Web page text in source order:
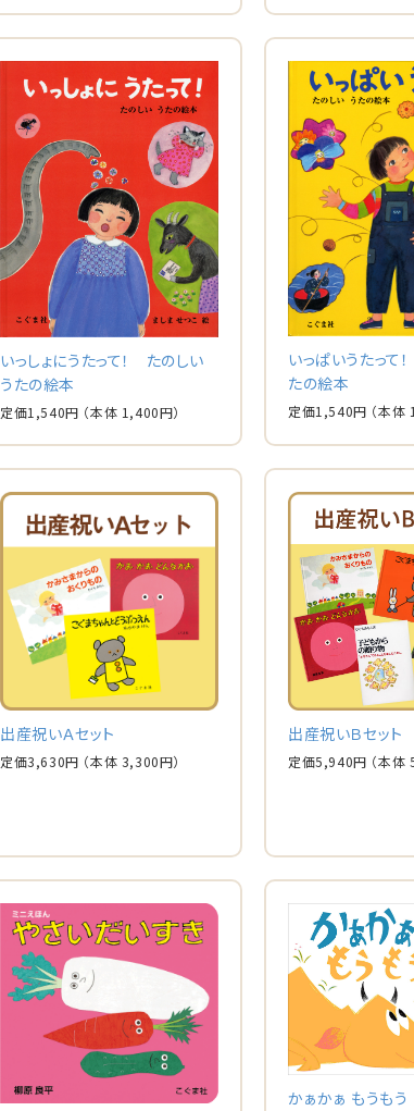
いっしょにうたって！ たのしい
うたの絵本
定価1,540円 （本体 1,400円）
いっぱいうたって
たの絵本
定価1,540円 （本体
出産祝いＡセット
定価3,630円 （本体 3,300円）
出産祝いＢセット
定価5,940円 （本体
かぁかぁ もうもう